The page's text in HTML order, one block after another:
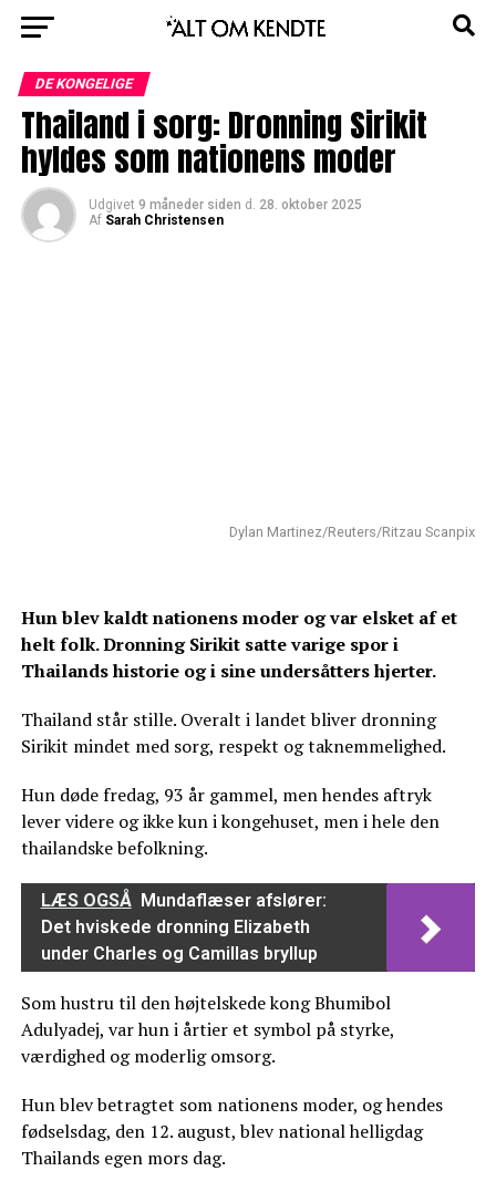
DE KONGELIGE
Thailand i sorg: Dronning Sirikit
hyldes som nationens moder
Udgivet 9 måneder siden d. 28. oktober 2025
Af Sarah Christensen
Dylan Martinez/Reuters/Ritzau Scanpix
Hun blev kaldt nationens moder og var elsket af et
helt folk. Dronning Sirikit satte varige spor i
Thailands historie og i sine undersåtters hjerter.
Thailand står stille. Overalt i landet bliver dronning
Sirikit mindet med sorg, respekt og taknemmelighed.
Hun døde fredag, 93 år gammel, men hendes aftryk
lever videre og ikke kun i kongehuset, men i hele den
thailandske befolkning.
LÆS OGSÅ Mundaflæser afslører:
Det hviskede dronning Elizabeth
under Charles og Camillas bryllup
Som hustru til den højtelskede kong Bhumibol
Adulyadej, var hun i årtier et symbol på styrke,
værdighed og moderlig omsorg.
Hun blev betragtet som nationens moder, og hendes
fødselsdag, den 12. august, blev national helligdag
Thailands egen mors dag.